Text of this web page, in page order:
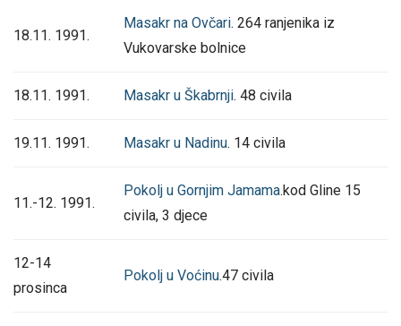
18.11. 1991.
Masakr na Ovčari. 264 ranjenika iz
Vukovarske bolnice
18.11. 1991. Masakr u Škabrnji. 48 civila
19.11. 1991. Masakr u Nadinu. 14 civila
11.-12. 1991.
Pokolj u Gornjim Jamama.kod Gline 15
civila, 3 djece
12-14
prosinca
Pokolj u Voćinu.47 civila